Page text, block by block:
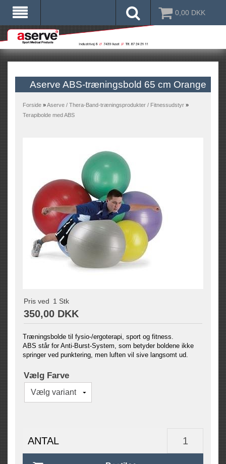
0,00 DKK
Aserve ABS-træningsbold 65 cm Orange
Forside »Aserve / Thera-Band-træningsprodukter / Fitnessudstyr »
Terapibolde med ABS
Pris ved 1 Stk
350,00 DKK
Træningsbolde til fysio-/ergoterapi, sport og fitness.
ABS står for Anti-Burst-System, som betyder boldene ikke
springer ved punktering, men luften vil sive langsomt ud.
Vælg Farve
ANTAL